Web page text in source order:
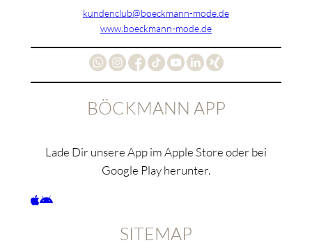
kundenclub@boeckmann-mode.de
www.boeckmann-mode.de
BÖCKMANN APP
Lade Dir unsere App im Apple Store oder bei
Google Play herunter.
SITEMAP